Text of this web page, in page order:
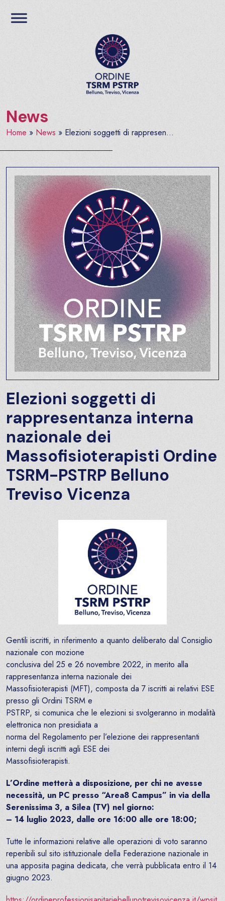
News
Home » News » Elezioni soggetti di rappresen...
Elezioni soggetti di
rappresentanza interna
nazionale dei
Massofisioterapisti Ordine
TSRM-PSTRP Belluno
Treviso Vicenza
Gentili iscritti, in riferimento a quanto deliberato dal Consiglio
nazionale con mozione
conclusiva del 25 e 26 novembre 2022, in merito alla
rappresentanza interna nazionale dei
Massofisioterapisti (MFT), composta da 7 iscritti ai relativi ESE
presso gli Ordini TSRM e
PSTRP, si comunica che le elezioni si svolgeranno in modalità
elettronica non presidiata a
norma del Regolamento per l’elezione dei rappresentanti
interni degli iscritti agli ESE dei
Massofisioterapisti.
L’Ordine metterà a disposizione, per chi ne avesse
necessità, un PC presso “Area8 Campus” in via della
Serenissima 3, a Silea (TV) nel giorno:
– 14 luglio 2023, dalle ore 16:00 alle ore 18:00;
Tutte le informazioni relative alle operazioni di voto saranno
reperibili sul sito istituzionale della Federazione nazionale in
una apposita pagina dedicata, che verrà pubblicata entro il 14
giugno 2023.